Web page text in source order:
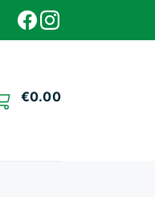
€0.00